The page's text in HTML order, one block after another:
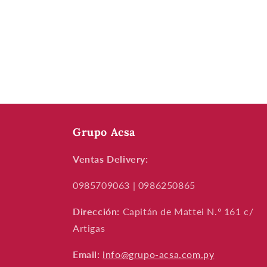
Grupo Acsa
Ventas Delivery:
0985709063 | 0986250865
Dirección: Capitán de Mattei N.º 161 c/
Artigas
Email: info@grupo-acsa.com.py